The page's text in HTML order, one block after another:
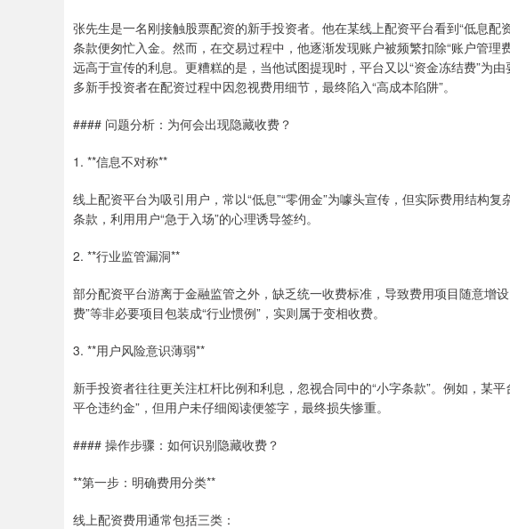
张先生是一名刚接触股票配资的新手投资者。他在某线上配资平台看到“低息
条款便匆忙入金。然而，在交易过程中，他逐渐发现账户被频繁扣除“账户管理
远高于宣传的利息。更糟糕的是，当他试图提现时，平台又以“资金冻结费”为
多新手投资者在配资过程中因忽视费用细节，最终陷入“高成本陷阱”。
#### 问题分析：为何会出现隐藏收费？
1. **信息不对称**
线上配资平台为吸引用户，常以“低息”“零佣金”为噱头宣传，但实际费用结构
条款，利用用户“急于入场”的心理诱导签约。
2. **行业监管漏洞**
部分配资平台游离于金融监管之外，缺乏统一收费标准，导致费用项目随意增
费”等非必要项目包装成“行业惯例”，实则属于变相收费。
3. **用户风险意识薄弱**
新手投资者往往更关注杠杆比例和利息，忽视合同中的“小字条款”。例如，某
平仓违约金”，但用户未仔细阅读便签字，最终损失惨重。
#### 操作步骤：如何识别隐藏收费？
**第一步：明确费用分类**
线上配资费用通常包括三类：